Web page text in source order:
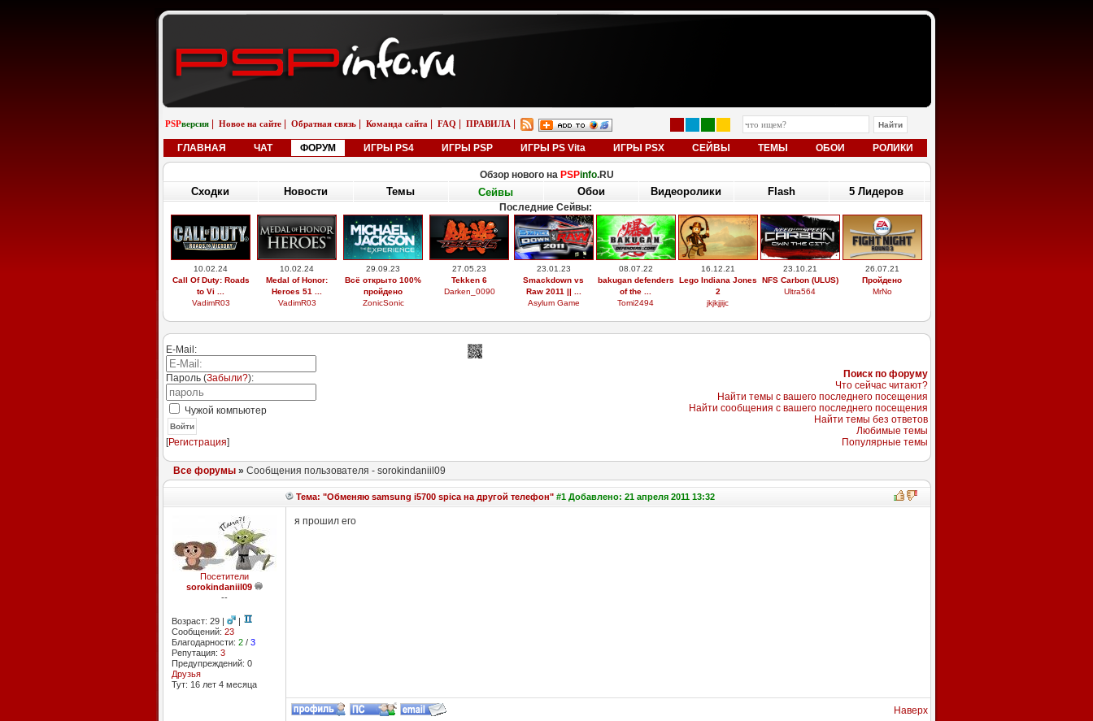
PSPверсия Новое на сайте Обратная связь Команда сайта FAQ ПРАВИЛА
ГЛАВНАЯ ЧАТ ФОРУМ ИГРЫ PS4 ИГРЫ PSP ИГРЫ PS Vita ИГРЫ PSX СЕЙВЫ ТЕМЫ ОБОИ РОЛИКИ
Обзор нового на PSPinfo.RU
Сходки Новости Темы Сейвы Обои Видеоролики Flash 5 Лидеров
Последние Сейвы:
10.02.24
Call Of Duty: Roads
to Vi ...
VadimR03
10.02.24
Medal of Honor:
Heroes 51 ...
VadimR03
29.09.23
Всё открыто 100%
пройдено
ZonicSonic
27.05.23
Tekken 6
Darken_0090
23.01.23
Smackdown vs
Raw 2011 || ...
Asylum Game
08.07.22
bakugan defenders
of the ...
Tomi2494
16.12.21
Lego Indiana Jones
2
jkjkjjijc
23.10.21
NFS Carbon (ULUS)
Ultra564
26.07.21
Пройдено
MrNo
E-Mail:
Пароль (Забыли?):
Чужой компьютер
Войти
[Регистрация]
Поиск по форуму
Что сейчас читают?
Найти темы с вашего последнего посещения
Найти сообщения с вашего последнего посещения
Найти темы без ответов
Любимые темы
Популярные темы
Все форумы» Сообщения пользователя - sorokindaniil09
Тема: "Обменяю samsung i5700 spica на другой телефон"#1 Добавлено: 21 апреля 2011 13:32
Посетители
sorokindaniil09
--
Возраст: 29 |
|
Сообщений: 23
Благодарности: 2/ 3
Репутация: 3
Предупреждений: 0
Друзья
Тут: 16 лет 4 месяцa
я прошил его
Наверх